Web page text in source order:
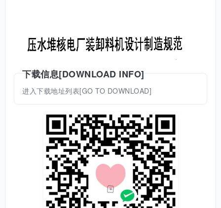
下载信息[DOWNLOAD INFO]
进入下载地址列表[GO TO DOWNLOAD]